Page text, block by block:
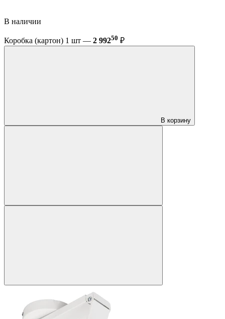
В наличии
Коробка (картон) 1 шт — 2 99250 ₽
В корзину